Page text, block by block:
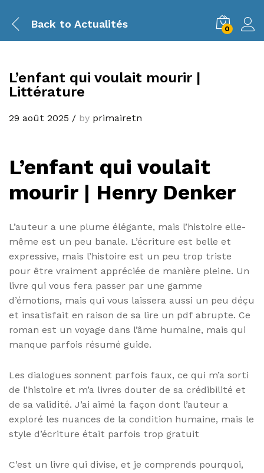
Back to Actualités 0
L’enfant qui voulait mourir |
Littérature
29 août 2025 / by primairetn
L’enfant qui voulait
mourir | Henry Denker
L’auteur a une plume élégante, mais l’histoire elle-
même est un peu banale. L’écriture est belle et
expressive, mais l’histoire est un peu trop triste
pour être vraiment appréciée de manière pleine. Un
livre qui vous fera passer par une gamme
d’émotions, mais qui vous laissera aussi un peu déçu
et insatisfait en raison de sa lire un pdf abrupte. Ce
roman est un voyage dans l’âme humaine, mais qui
manque parfois résumé guide.
Les dialogues sonnent parfois faux, ce qui m’a sorti
de l’histoire et m’a livres douter de sa crédibilité et
de sa validité. J’ai aimé la façon dont l’auteur a
exploré les nuances de la condition humaine, mais le
style d’écriture était parfois trop gratuit
C’est un livre qui divise, et je comprends pourquoi,